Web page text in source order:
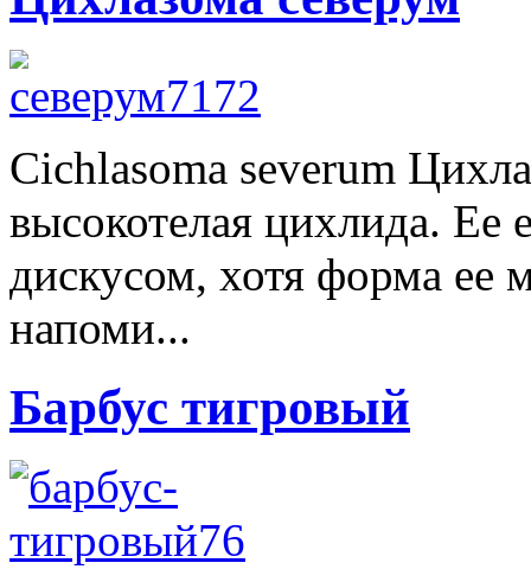
Cichlasoma severum
высокотелая цихлида.
дискусом, хотя форма ее
напоми...
Барбус тигровый